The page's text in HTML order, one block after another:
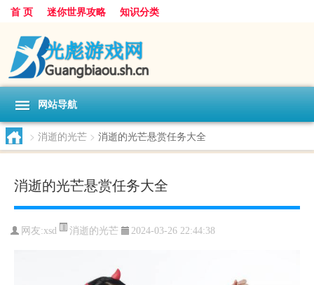
首 页 迷你世界攻略 知识分类
网站导航
> 消逝的光芒 > 消逝的光芒悬赏任务大全
消逝的光芒悬赏任务大全
网友:xsd 消逝的光芒 2024-03-26 22:44:38